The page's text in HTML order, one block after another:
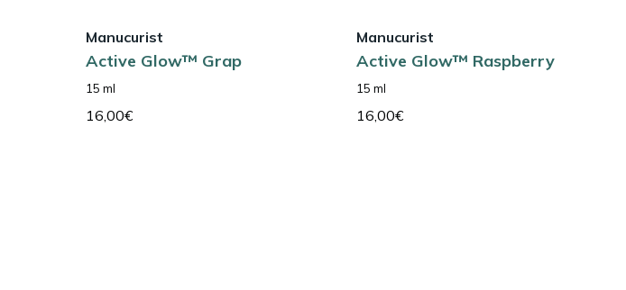
Manucurist
Active Glow™ Grap
15 ml
16,00€
Manucurist
Active Glow™ Raspberry
15 ml
16,00€